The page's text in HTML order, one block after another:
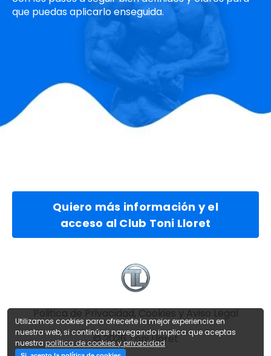
Utilizamos cookies para ofrecerte la mejor experiencia en
nuestra web, si continúas navegando implica que aceptas
nuestra política de cookies y privacidad
que puedas aplicarlo enseguida.
Quiero más información y el
acceso al Club Toni Lloret
Politica de Privacidad, Cookies y Aviso Legal
© 2026 Toni Lloret